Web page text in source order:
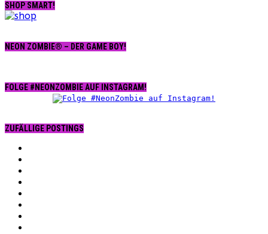
SHOP SMART!
NEON ZOMBIE® – DER GAME BOY!
FOLGE #NEONZOMBIE AUF INSTAGRAM!
ZUFÄLLIGE POSTINGS